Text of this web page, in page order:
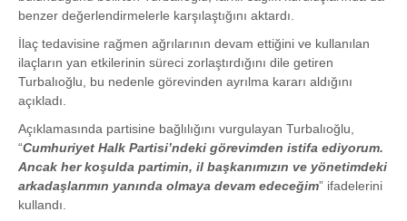
benzer değerlendirmelerle karşılaştığını aktardı.
İlaç tedavisine rağmen ağrılarının devam ettiğini ve kullanılan
ilaçların yan etkilerinin süreci zorlaştırdığını dile getiren
Turbalıoğlu, bu nedenle görevinden ayrılma kararı aldığını
açıkladı.
Açıklamasında partisine bağlılığını vurgulayan Turbalıoğlu,
“Cumhuriyet Halk Partisi’ndeki görevimden istifa ediyorum.
Ancak her koşulda partimin, il başkanımızın ve yönetimdeki
arkadaşlarımın yanında olmaya devam edeceğim” ifadelerini
kullandı.